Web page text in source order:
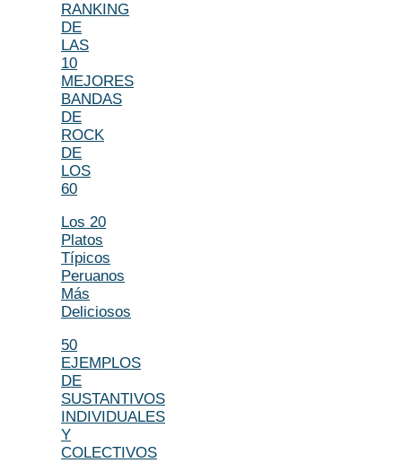
RANKING
DE
LAS
10
MEJORES
BANDAS
DE
ROCK
DE
LOS
60
Los 20
Platos
Típicos
Peruanos
Más
Deliciosos
50
EJEMPLOS
DE
SUSTANTIVOS
INDIVIDUALES
Y
COLECTIVOS